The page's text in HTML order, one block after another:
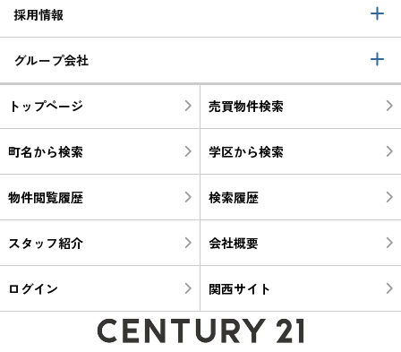
採用情報
グループ会社
トップページ 売買物件検索
町名から検索 学区から検索
物件閲覧履歴 検索履歴
スタッフ紹介 会社概要
ログイン 関西サイト